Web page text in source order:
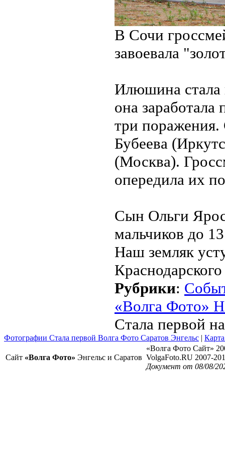
В Сочи
завоевала
Илюшина стала
она
три поражения.
Бубеева
(Москва).
опередила их
Сын Ольги
мальчиков до
Наш земляк
Рубрики:
«Волга Фото»
Стала первой
Фотографии Стала первой Волга Фото Саратов Энгельс |
Сайт «Волга Фото» Энгельс и Саратов
«Волга Фото Сайт»
VolgaFoto.RU 2007-
Документ от 08/08/